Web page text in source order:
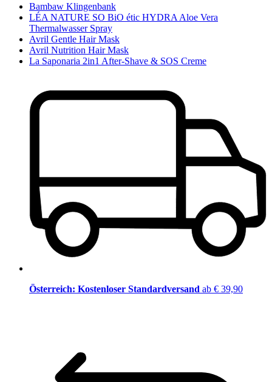
Bambaw Klingenbank
LÉA NATURE SO BiO étic HYDRA Aloe Vera
Thermalwasser Spray
Avril Gentle Hair Mask
Avril Nutrition Hair Mask
La Saponaria 2in1 After-Shave & SOS Creme
Österreich: Kostenloser Standardversand ab € 39,90